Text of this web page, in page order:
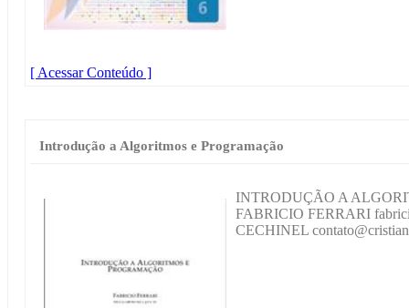
[ Acessar Conteúdo ]
Introdução a Algoritmos e Programação
INTRODUÇÃO A
FABRICIO FERRARI
CECHINEL